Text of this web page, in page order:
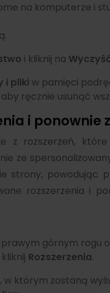
na komputerze i
i kliknij na
i pliki w pamięci
aby ręcznie usunąć
i ponownie
z rozszerzeń,
ze
strony,
rozszerzenia i
górnym rogu
kliknij Rozszerzenia.
którym zostaną